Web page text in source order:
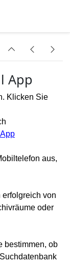
App
Klicken Sie
aus,
erfolgreich von
oder
bestimmen, ob